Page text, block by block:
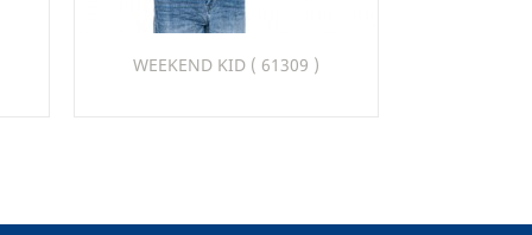
WEEKEND KID ( 61309 )
 Szybki podgląd